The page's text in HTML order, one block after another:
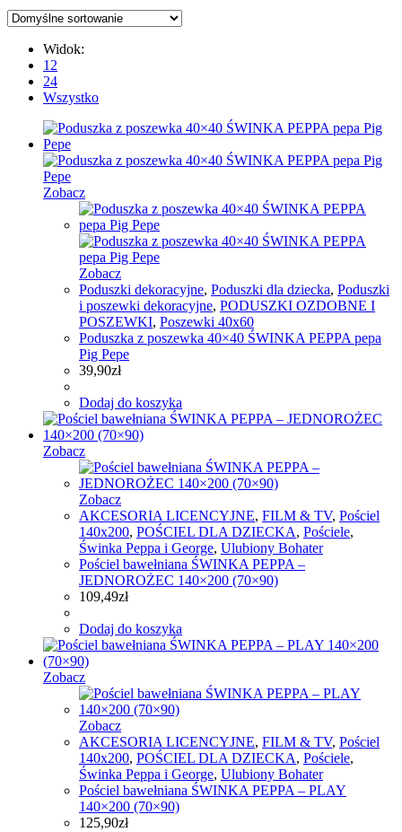
Widok:
12
24
Wszystko
Zobacz
Zobacz
Poduszki dekoracyjne, Poduszki dla dziecka, Poduszki
i poszewki dekoracyjne, PODUSZKI OZDOBNE I
POSZEWKI, Poszewki 40x60
Poduszka z poszewka 40×40 ŚWINKA PEPPA pepa
Pig Pepe
39,90zł
Dodaj do koszyka
Zobacz
Zobacz
AKCESORIA LICENCYJNE, FILM & TV, Pościel
140x200, POŚCIEL DLA DZIECKA, Pościele,
Świnka Peppa i George, Ulubiony Bohater
Pościel bawełniana ŚWINKA PEPPA –
JEDNOROŻEC 140×200 (70×90)
109,49zł
Dodaj do koszyka
Zobacz
Zobacz
AKCESORIA LICENCYJNE, FILM & TV, Pościel
140x200, POŚCIEL DLA DZIECKA, Pościele,
Świnka Peppa i George, Ulubiony Bohater
Pościel bawełniana ŚWINKA PEPPA – PLAY
140×200 (70×90)
125,90zł